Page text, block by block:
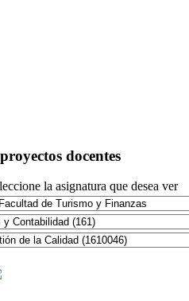
docentes
la asignatura que desea ver